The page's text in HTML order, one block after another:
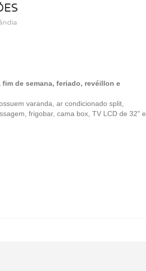
fim de semana, feriado, revéillon e
varanda, ar condicionado split,
frigobar, cama box, TV LCD de 32" e